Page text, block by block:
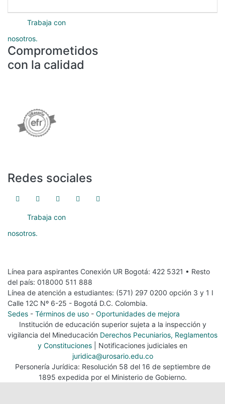
Trabaja con
nosotros.
Comprometidos
con la calidad
Redes sociales
Trabaja con
nosotros.
Línea para aspirantes Conexión UR Bogotá: 422 5321 • Resto
del país: 018000 511 888
Línea de atención a estudiantes: (571) 297 0200 opción 3 y 1 I
Calle 12C Nº 6-25 - Bogotá D.C. Colombia.
Sedes - Términos de uso - Oportunidades de mejora
Institución de educación superior sujeta a la inspección y
vigilancia del Mineducación Derechos Pecuniarios, Reglamentos
y Constituciones | Notificaciones judiciales en
juridica@urosario.edu.co
Personería Jurídica: Resolución 58 del 16 de septiembre de
1895 expedida por el Ministerio de Gobierno.